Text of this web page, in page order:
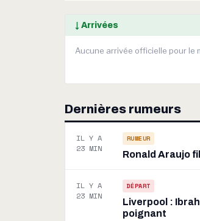
↓ Arrivées
Aucune arrivée officielle pour le
Dernières rumeurs
IL Y A
23 MIN
RUMEUR
Ronald Araujo
IL Y A
23 MIN
DÉPART
Liverpool :
poignant